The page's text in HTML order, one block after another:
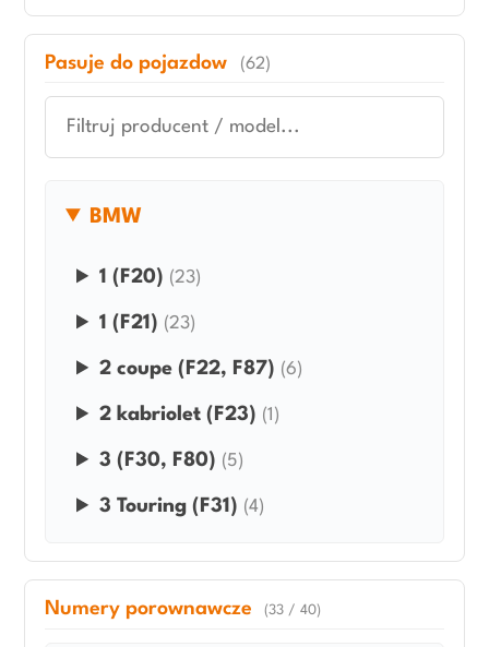
Pasuje do pojazdow (62)
BMW
1 (F20) (23)
1 (F21) (23)
2 coupe (F22, F87) (6)
2 kabriolet (F23) (1)
3 (F30, F80) (5)
3 Touring (F31) (4)
Numery porownawcze (33 / 40)